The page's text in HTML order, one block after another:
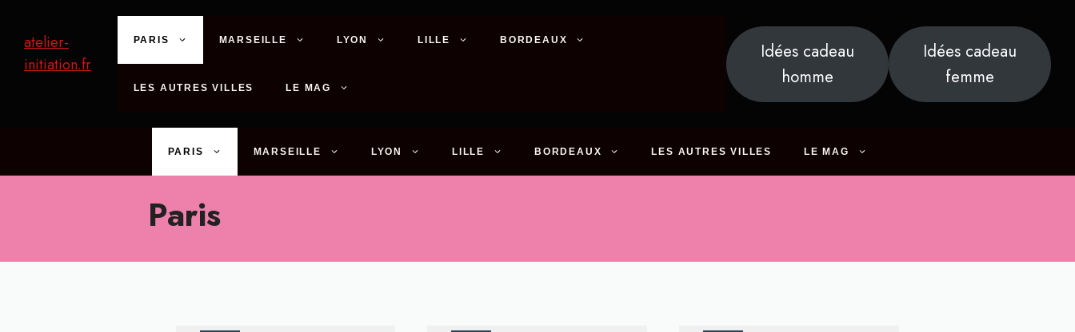
contenu
atelier-
initiation.fr
PARIS MARSEILLE LYON LILLE BORDEAUX
LES AUTRES VILLES LE MAG
Idées cadeau
homme
Idées cadeau
femme
PARIS MARSEILLE LYON LILLE BORDEAUX LES AUTRES VILLES LE MAG
Paris